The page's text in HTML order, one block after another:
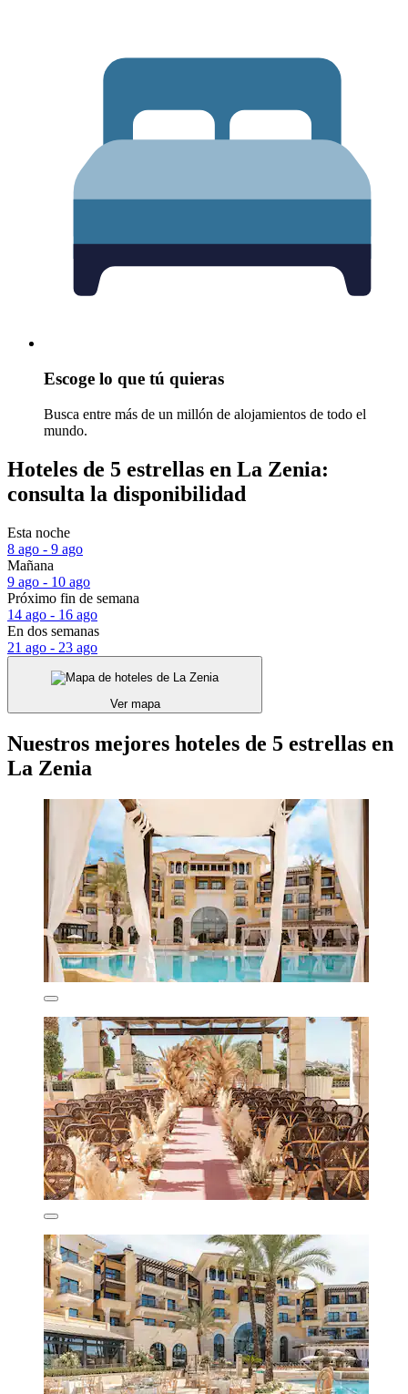
Escoge lo que tú quieras
Busca entre más de un millón de alojamientos de todo el
mundo.
Hoteles de 5 estrellas en La Zenia:
consulta la disponibilidad
Esta noche
8 ago - 9 ago
Mañana
9 ago - 10 ago
Próximo fin de semana
14 ago - 16 ago
En dos semanas
21 ago - 23 ago
Ver mapa
Nuestros mejores hoteles de 5 estrellas en
La Zenia